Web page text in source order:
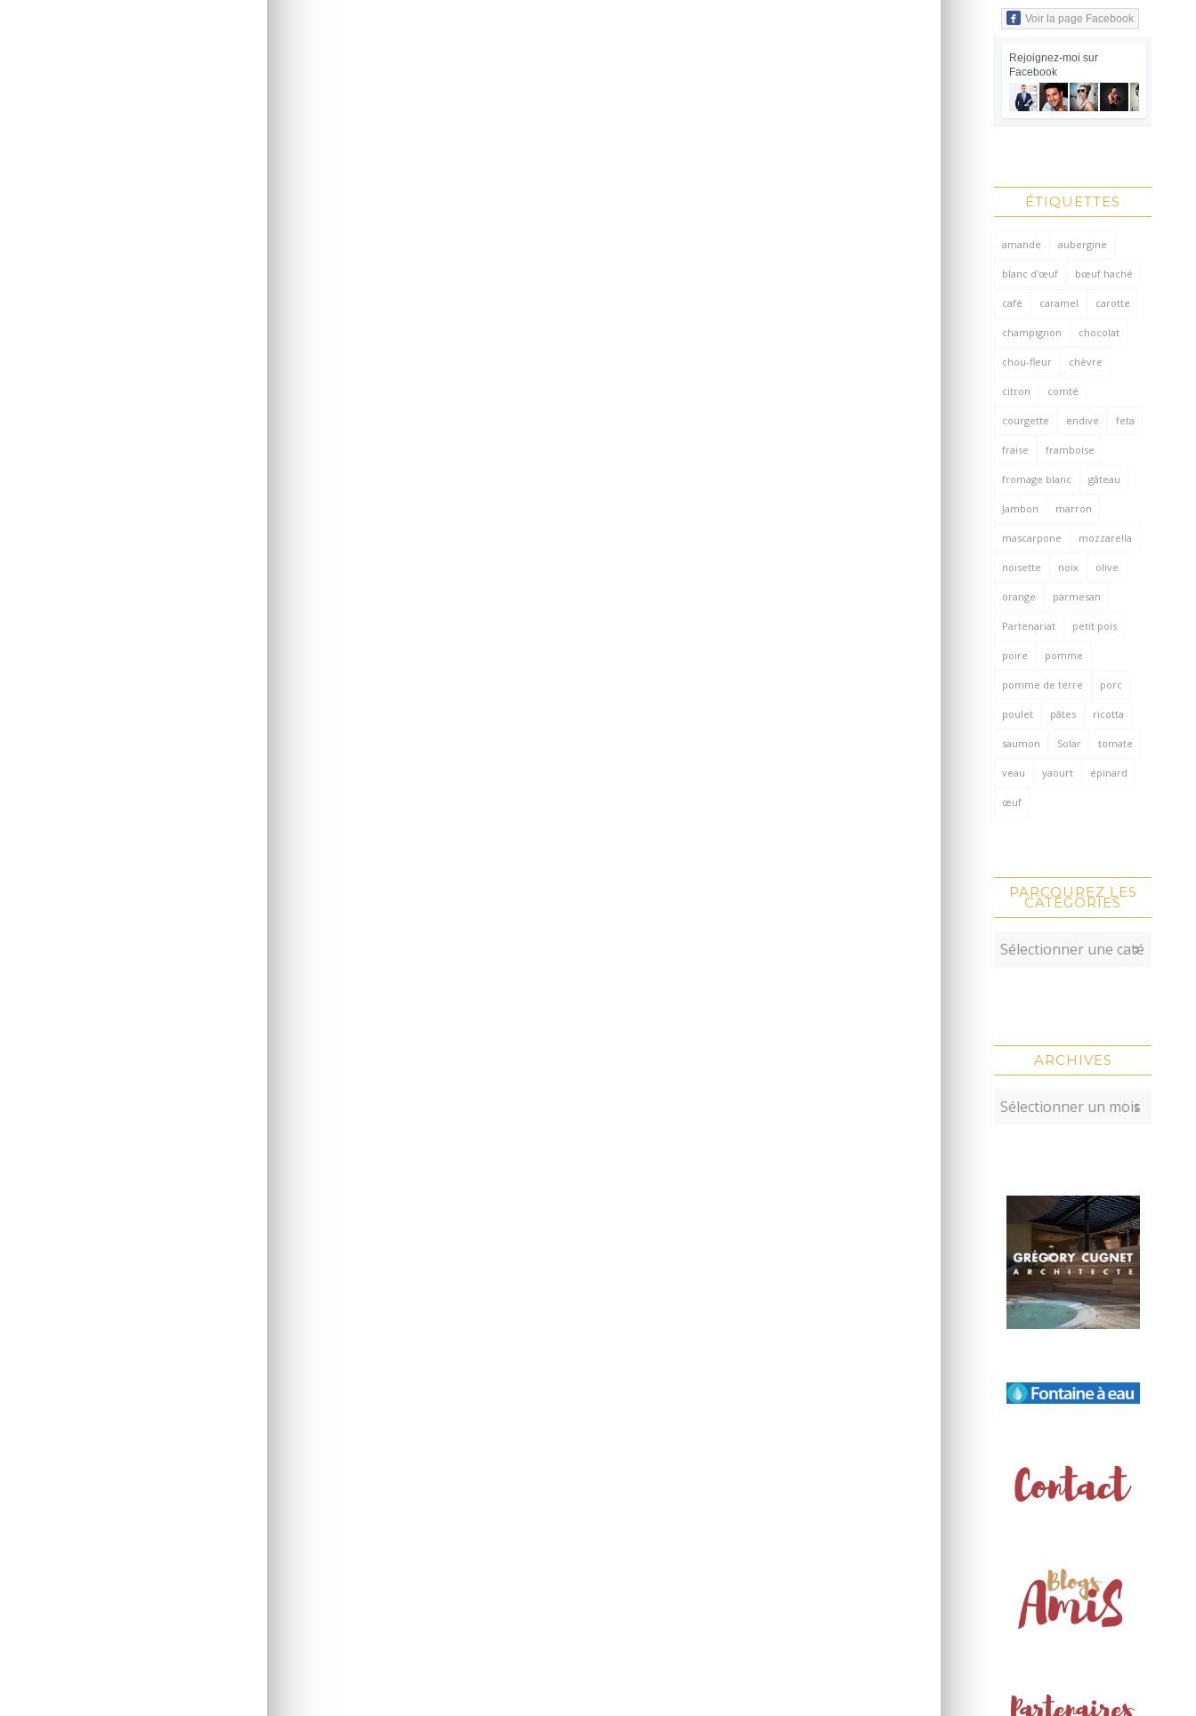
Voir la page Facebook
Rejoignez-moi sur
Facebook
ÉTIQUETTES
amande aubergine
blanc d'œuf bœuf haché
café caramel carotte
champignon chocolat
chou-fleur chèvre
citron comté
courgette endive feta
fraise framboise
fromage blanc gâteau
Jambon marron
mascarpone mozzarella
noisette noix olive
orange parmesan
Partenariat petit pois
poire pomme
pomme de terre porc
poulet pâtes ricotta
saumon Solar tomate
veau yaourt épinard
œuf
PARCOUREZ LES
CATÉGORIES
ARCHIVES